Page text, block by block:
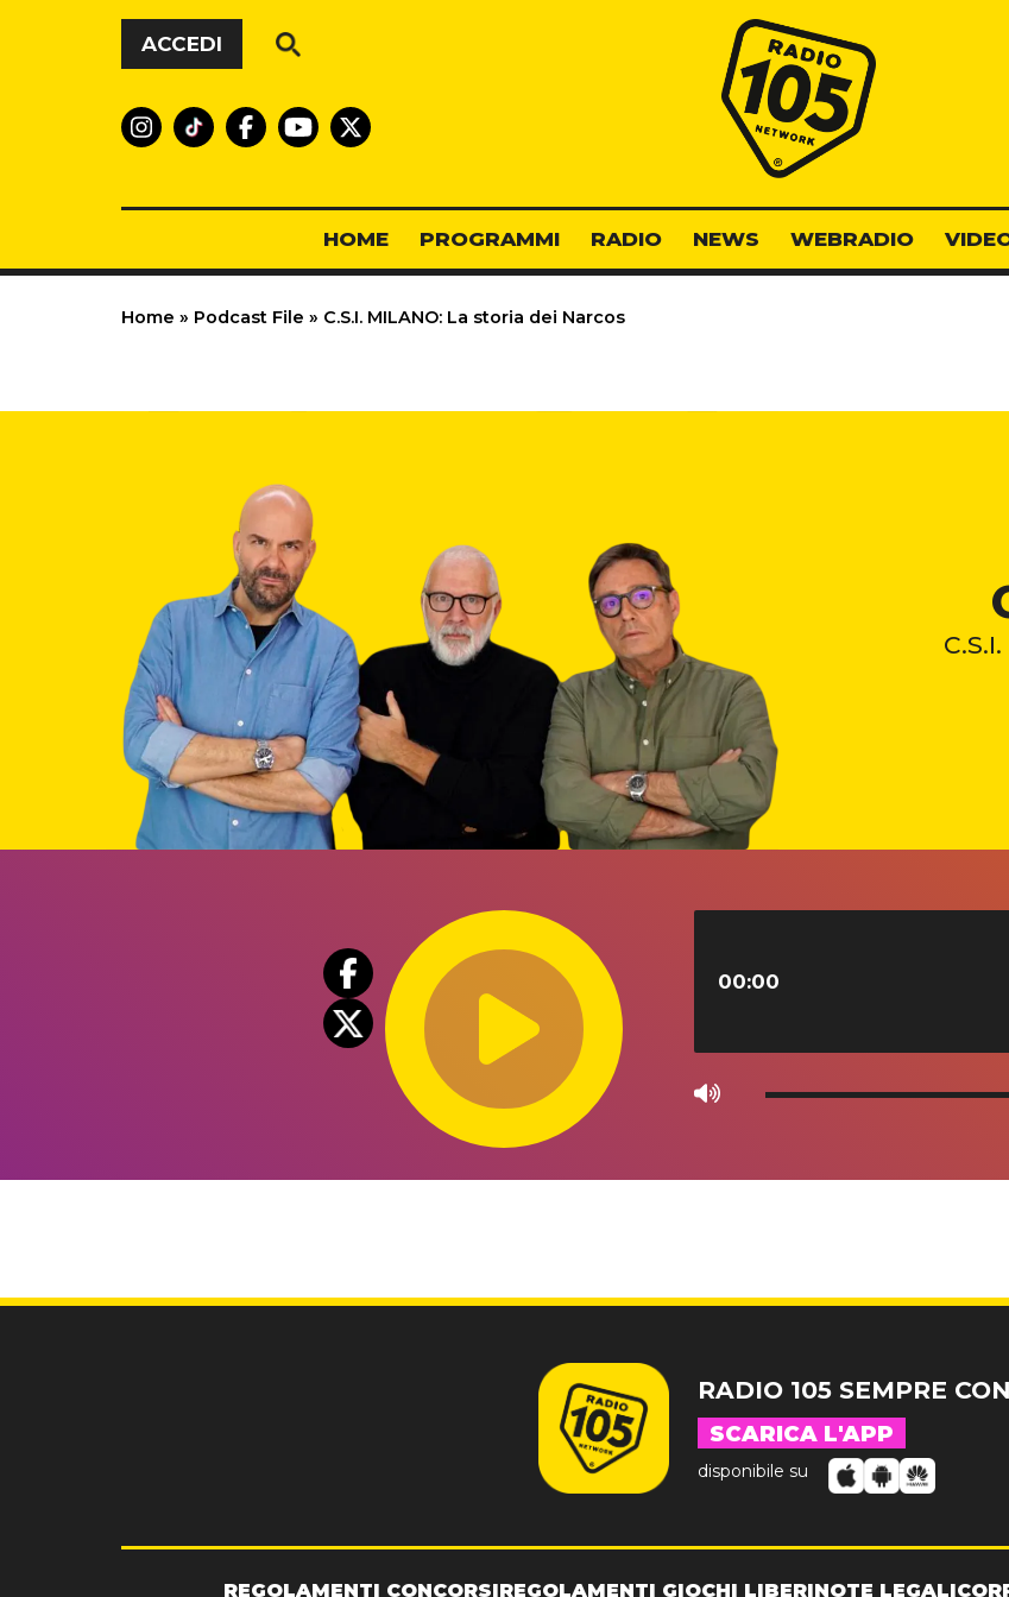
Vai al contenuto
ACCEDI
Radio 105
HOME PROGRAMMI RADIO NEWS WEBRADIO
Home » Podcast File » C.S.I. MILANO: La storia dei Narcos
Audio
Player
00:00
Use
keys
decrease
RADIO 105 SEMPRE
SCARICA L'APP
disponibile su
REGOLAMENTI CONCORSIREGOLAMENTI GIOCHI LIBERINOTE LEGALI